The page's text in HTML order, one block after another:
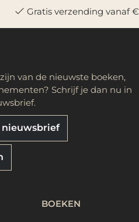
Gratis verzending vanaf
van de nieuwste boeken,
Schrijf je dan nu in
nieuwsbrief
BOEKEN